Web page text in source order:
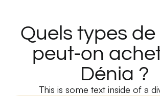
Quels types de
peut-on
Dénia ?
This is some text inside of a